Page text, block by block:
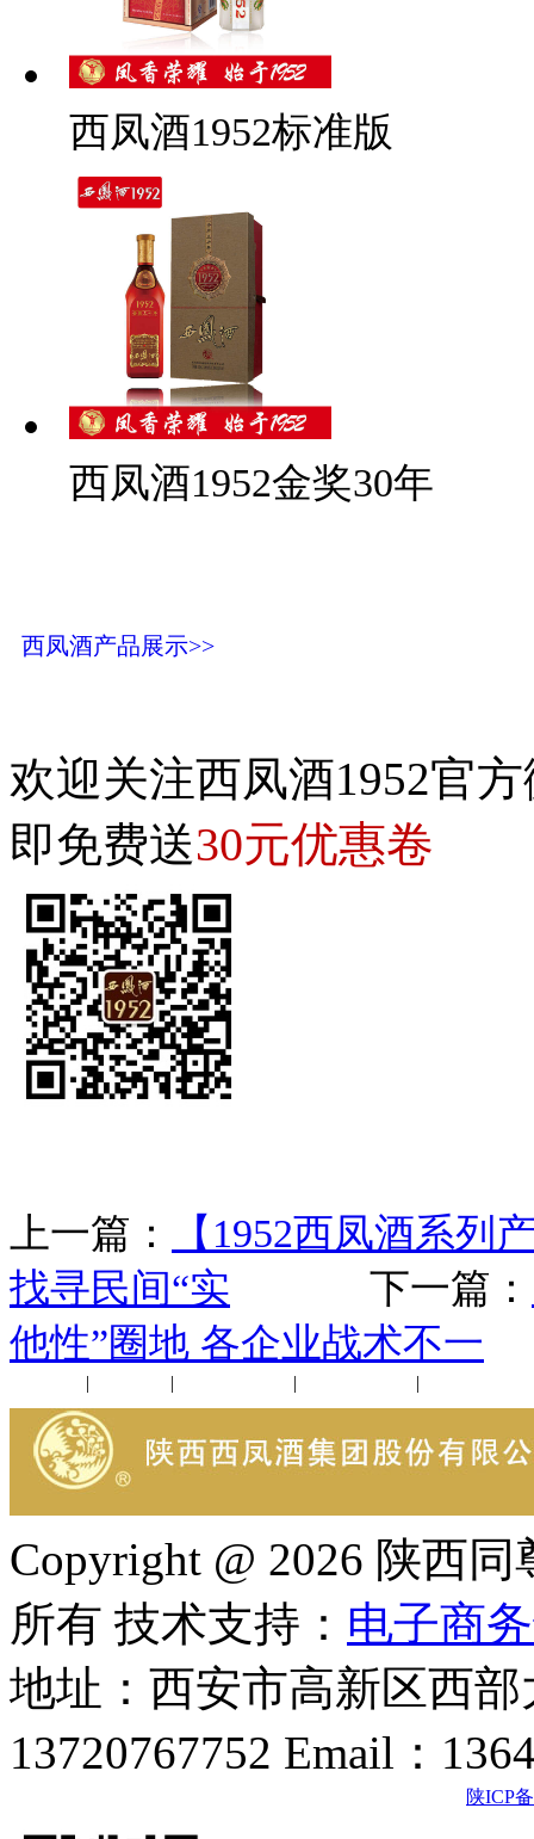
西凤酒1952标准版
西凤酒1952金奖30年
西凤酒产品展示>>
欢迎关注西凤酒1952官
即免费送30元优惠卷
上一篇：
【1952西凤酒系列
找寻民间“实 下一篇：
他性”圈地 各企业战术不一
| | | |
Copyright @ 2026 陕西
所有 技术支持： 电子商
地址：西安市高新区西
13720767752 Email：
陕ICP